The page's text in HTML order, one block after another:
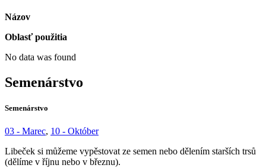
Názov
Oblasť použitia
No data was found
Semenárstvo
Semenárstvo
03 - Marec, 10 - Október
Libeček si můžeme vypěstovat ze semen nebo dělením starších trsů
(dělíme v říjnu nebo v březnu).